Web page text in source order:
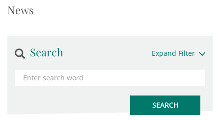
News
Search Expand Filter